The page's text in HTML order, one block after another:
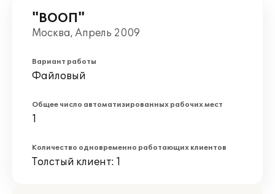
"ВООП"
Москва, Апрель 2009
Вариант работы
Файловый
Общее число автоматизированных рабочих мест
1
Количество одновременно работающих клиентов
Толстый клиент: 1